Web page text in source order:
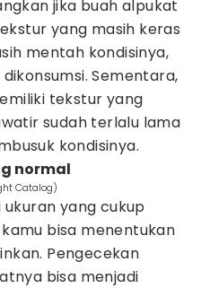
jika buah alpukat
yang masih keras
mentah kondisinya,
Sementara,
tekstur yang
sudah terlalu lama
kondisinya.
normal
Catalog)
yang cukup
bisa menentukan
Pengecekan
bisa menjadi